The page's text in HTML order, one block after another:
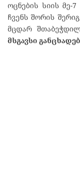
ოცნების სიის მე-
ჩვენს შორის
მცდარ
მსგავსი